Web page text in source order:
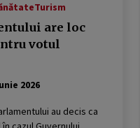
Turism
are loc
votul
2026
au decis ca